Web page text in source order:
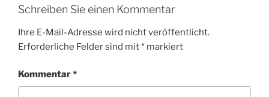
Schreiben Sie einen Kommentar
Ihre E-Mail-Adresse wird nicht veröffentlicht.
Erforderliche Felder sind mit* markiert
Kommentar*